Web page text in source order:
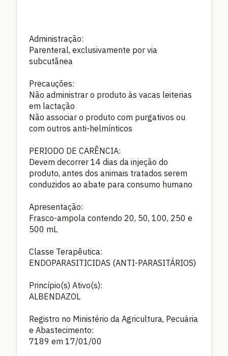
Administração:
Parenteral, exclusivamente por via
subcutânea
Precauções:
Não administrar o produto às vacas leiterias
em lactação
Não associar o produto com purgativos ou
com outros anti-helmínticos
PERIODO DE CARÊNCIA:
Devem decorrer 14 dias da injeção do
produto, antes dos animais tratados serem
conduzidos ao abate para consumo humano
Apresentação:
Frasco-ampola contendo 20, 50, 100, 250 e
500 mL
Classe Terapêutica:
ENDOPARASITICIDAS (ANTI-PARASITÁRIOS)
Princípio(s) Ativo(s):
ALBENDAZOL
Registro no Ministério da Agricultura, Pecuária
e Abastecimento:
7189 em 17/01/00